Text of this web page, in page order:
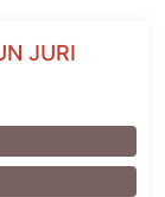
JURI